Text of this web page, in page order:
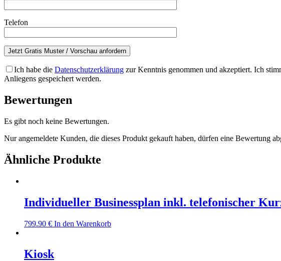
Telefon
Ich habe die Datenschutzerklärung zur Kenntnis genommen und akzeptiert. Ich
Anliegens gespeichert werden.
Bewertungen
Es gibt noch keine Bewertungen.
Nur angemeldete Kunden, die dieses Produkt gekauft haben, dürfen eine Bewertung
Ähnliche Produkte
Individueller Businessplan inkl. telefonischer
799.90 € In den Warenkorb
Kiosk